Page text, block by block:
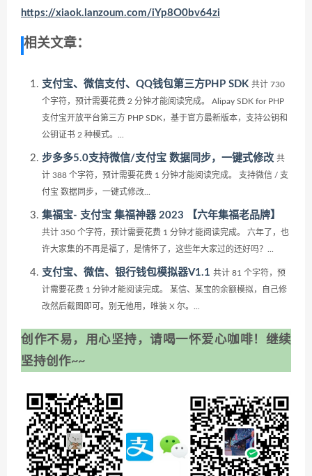
https://xiaok.lanzoum.com/iYp8O0bv64zi
相关文章：
支付宝、微信支付、QQ钱包第三方PHP SDK 共计 730
个字符，预计需要花费 2 分钟才能阅读完成。 Alipay SDK for PHP
支付宝开放平台第三方 PHP SDK，基于官方最新版本，支持公钥和
公钥证书 2 种模式。...
步多多5.0支持微信/支付宝 数据同步，一键式修改 共
计 388 个字符，预计需要花费 1 分钟才能阅读完成。 支持微信 / 支
付宝 数据同步，一键式修改...
集福宝- 支付宝 集福神器 2023 【六年集福老品牌】
共计 350 个字符，预计需要花费 1 分钟才能阅读完成。 六年了，也
许大家集的不再是福了，是情怀了，这些年大家过的还好吗？...
支付宝、微信、银行钱包模拟器V1.1 共计 81 个字符，预
计需要花费 1 分钟才能阅读完成。 某信、某宝的余额模拟，自己修
改然后截图即可。别无他用，唯装 X 尔。...
创作不易，用心坚持，请喝一怀爱心咖啡！继续
坚持创作~~